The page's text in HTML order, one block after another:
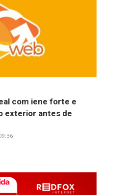
com iene forte e
exterior antes de